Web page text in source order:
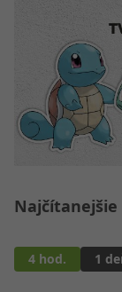
Najčítanejšie
4 hod. 1